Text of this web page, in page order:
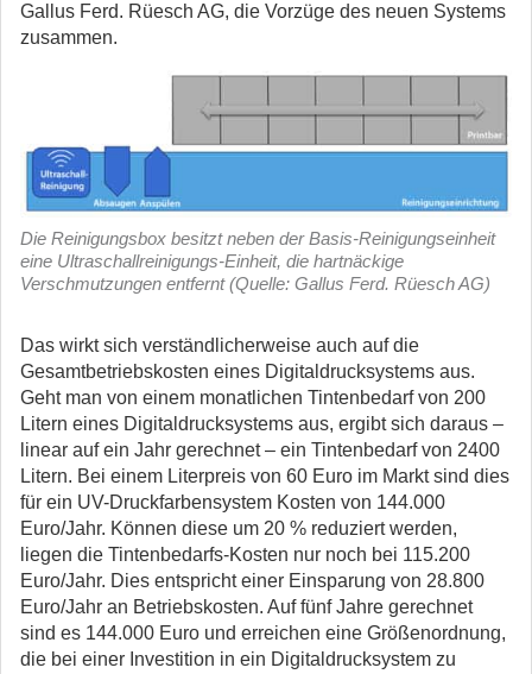
Gallus Ferd. Rüesch AG, die Vorzüge des neuen Systems
zusammen.
Die Reinigungsbox besitzt neben der Basis-Reinigungseinheit
eine Ultraschallreinigungs-Einheit, die hartnäckige
Verschmutzungen entfernt (Quelle: Gallus Ferd. Rüesch AG)
Das wirkt sich verständlicherweise auch auf die
Gesamtbetriebskosten eines Digitaldrucksystems aus.
Geht man von einem monatlichen Tintenbedarf von 200
Litern eines Digitaldrucksystems aus, ergibt sich daraus –
linear auf ein Jahr gerechnet – ein Tintenbedarf von 2400
Litern. Bei einem Literpreis von 60 Euro im Markt sind dies
für ein UV-Druckfarbensystem Kosten von 144.000
Euro/Jahr. Können diese um 20 % reduziert werden,
liegen die Tintenbedarfs-Kosten nur noch bei 115.200
Euro/Jahr. Dies entspricht einer Einsparung von 28.800
Euro/Jahr an Betriebskosten. Auf fünf Jahre gerechnet
sind es 144.000 Euro und erreichen eine Größenordnung,
die bei einer Investition in ein Digitaldrucksystem zu